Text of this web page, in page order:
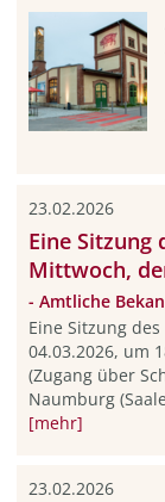
23.02.2026
Eine Sitzung
Mittwoch,
- Amtliche
Eine Sitzung
04.03.2026, um
(Zugang über
Naumburg
[mehr]
23.02.2026